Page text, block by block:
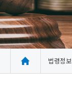
법령정보